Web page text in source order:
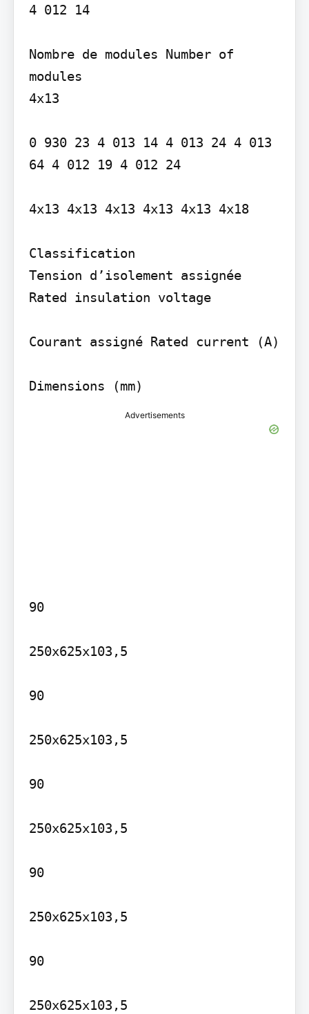
4 012 14
Nombre de modules Number of
modules
4x13
0 930 23 4 013 14 4 013 24 4 013
64 4 012 19 4 012 24
4x13 4x13 4x13 4x13 4x13 4x18
Classification
Tension d’isolement assignée
Rated insulation voltage
Courant assigné Rated current (A)
Advertisements
90
250x625x103,5
90
250x625x103,5
90
250x625x103,5
90
250x625x103,5
90
250x625x103,5